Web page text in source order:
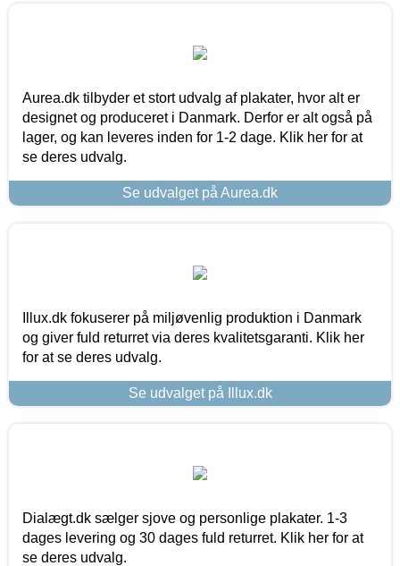
Aurea.dk tilbyder et stort udvalg af plakater, hvor alt er
designet og produceret i Danmark. Derfor er alt også på
lager, og kan leveres inden for 1-2 dage. Klik her for at
se deres udvalg.
Se udvalget på Aurea.dk
Illux.dk fokuserer på miljøvenlig produktion i Danmark
og giver fuld returret via deres kvalitetsgaranti. Klik her
for at se deres udvalg.
Se udvalget på Illux.dk
Dialægt.dk sælger sjove og personlige plakater. 1-3
dages levering og 30 dages fuld returret. Klik her for at
se deres udvalg.